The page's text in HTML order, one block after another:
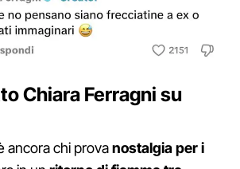
Chiara Ferragni su
ancora chi provanostalgia per i